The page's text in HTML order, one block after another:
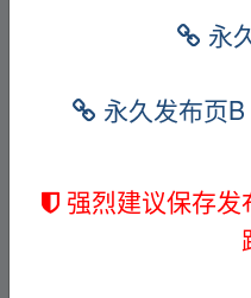
持听书（116MB）
yuhuman 6小时
【实用软件】
真实叫声库（
【实用软件】
盘等外设（
永
永久发布页B
强烈建议保存